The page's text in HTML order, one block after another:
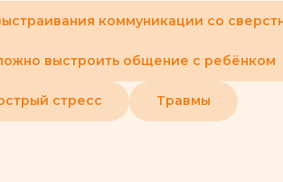
коммуникации со
выстроить общение с ребёнком
стресс Травмы